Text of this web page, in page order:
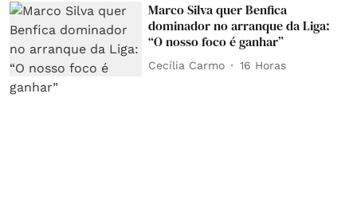
Marco Silva quer Benfica
dominador no arranque da Liga:
“O nosso foco é ganhar”
Cecília Carmo 16 Horas